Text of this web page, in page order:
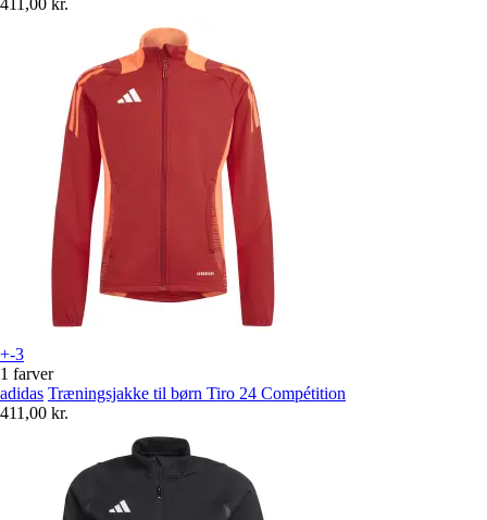
411,00 kr.
+-3
1 farver
adidas Træningsjakke til børn Tiro 24 Compétition
411,00 kr.